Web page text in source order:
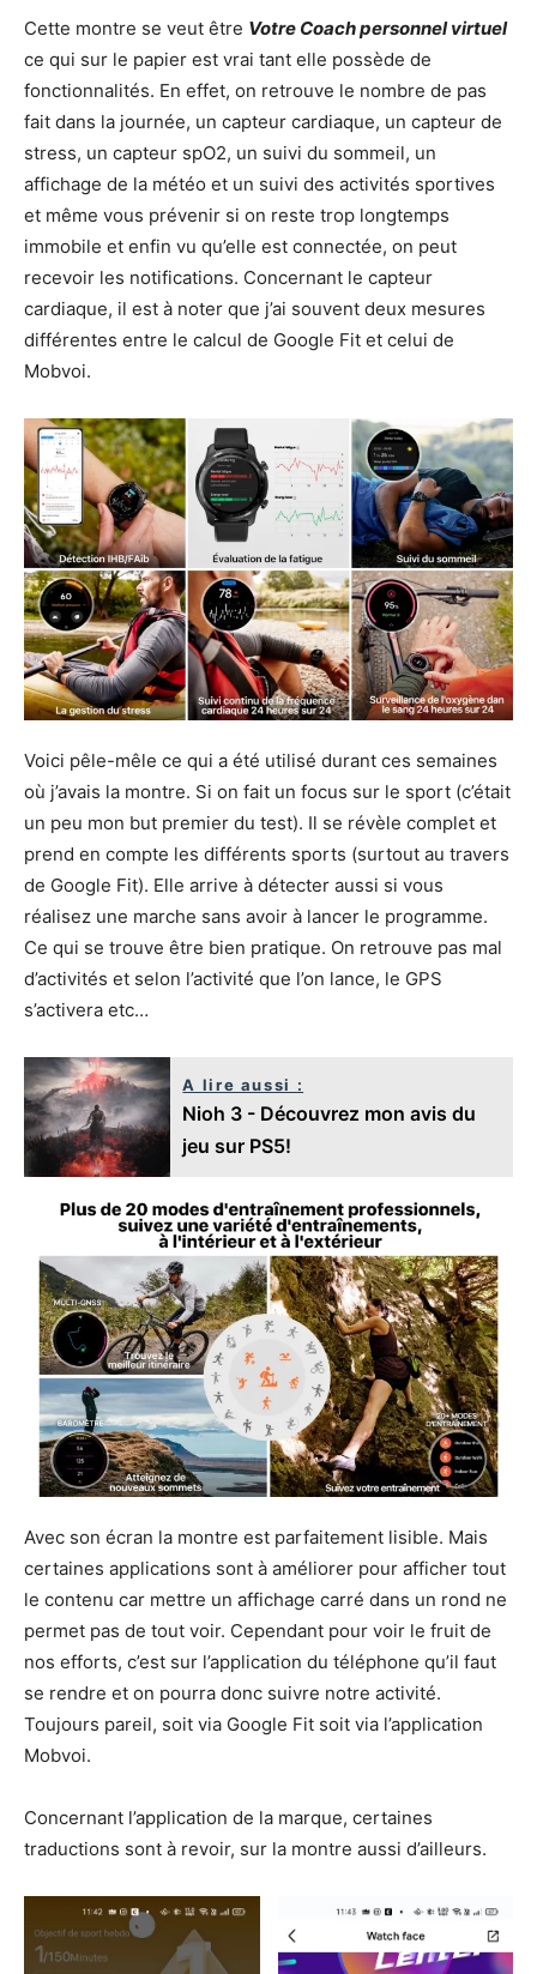
Cette montre se veut être Votre Coach personnel virtuel
ce qui sur le papier est vrai tant elle possède de
fonctionnalités. En effet, on retrouve le nombre de pas
fait dans la journée, un capteur cardiaque, un capteur de
stress, un capteur spO2, un suivi du sommeil, un
affichage de la météo et un suivi des activités sportives
et même vous prévenir si on reste trop longtemps
immobile et enfin vu qu’elle est connectée, on peut
recevoir les notifications. Concernant le capteur
cardiaque, il est à noter que j’ai souvent deux mesures
différentes entre le calcul de Google Fit et celui de
Mobvoi.
Voici pêle-mêle ce qui a été utilisé durant ces semaines
où j’avais la montre. Si on fait un focus sur le sport (c’était
un peu mon but premier du test). Il se révèle complet et
prend en compte les différents sports (surtout au travers
de Google Fit). Elle arrive à détecter aussi si vous
réalisez une marche sans avoir à lancer le programme.
Ce qui se trouve être bien pratique. On retrouve pas mal
d’activités et selon l’activité que l’on lance, le GPS
s’activera etc…
A lire aussi :
Nioh 3 - Découvrez mon avis du
jeu sur PS5!
Avec son écran la montre est parfaitement lisible. Mais
certaines applications sont à améliorer pour afficher tout
le contenu car mettre un affichage carré dans un rond ne
permet pas de tout voir. Cependant pour voir le fruit de
nos efforts, c’est sur l’application du téléphone qu’il faut
se rendre et on pourra donc suivre notre activité.
Toujours pareil, soit via Google Fit soit via l’application
Mobvoi.
Concernant l’application de la marque, certaines
traductions sont à revoir, sur la montre aussi d’ailleurs.